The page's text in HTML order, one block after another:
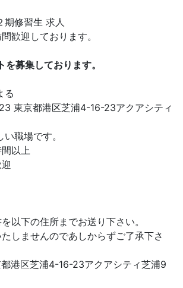
期修習生 求人
歓迎しております。
募集しております。
る
東京都港区芝浦4-16-23アクアシティ
職場です。
以上
以下の住所までお送り下さい。
しませんのであしからずご了承下さ
港区芝浦4-16-23アクアシティ芝浦9